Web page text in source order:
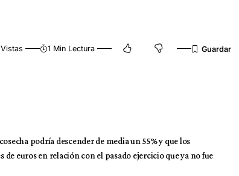
1 Min Lectura
podría descender de media un 55% y que los
euros en relación con el pasado ejercicio que ya no fue